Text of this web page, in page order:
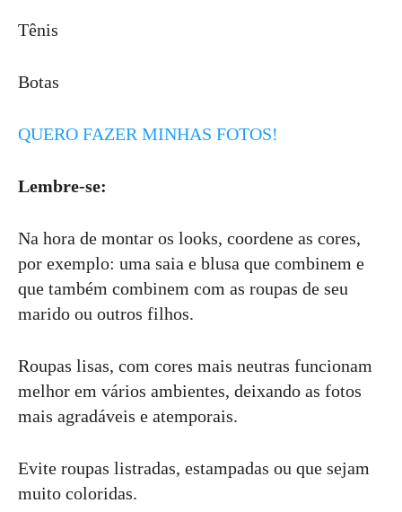
Tênis
Botas
QUERO FAZER MINHAS FOTOS!
Lembre-se:
Na hora de montar os looks, coordene as cores,
por exemplo: uma saia e blusa que combinem e
que também combinem com as roupas de seu
marido ou outros filhos.
Roupas lisas, com cores mais neutras funcionam
melhor em vários ambientes, deixando as fotos
mais agradáveis e atemporais.
Evite roupas listradas, estampadas ou que sejam
muito coloridas.